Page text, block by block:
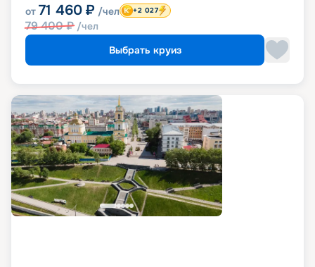
от 71 460 ₽ /чел
79 400₽ /чел
+2 027
Выбрать круиз